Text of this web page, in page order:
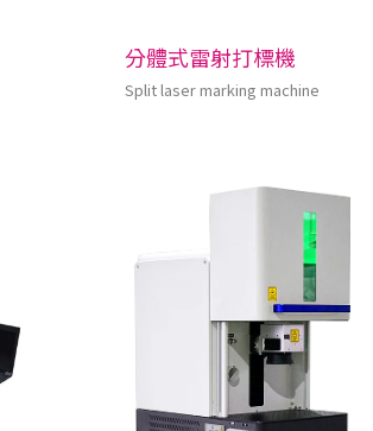
分體式雷射打標機
Split laser marking machine